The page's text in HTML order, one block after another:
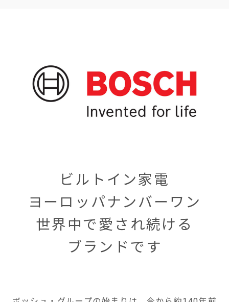
ビルトイン家電
ヨーロッパナンバーワン
世界中で愛され続ける
ブランドです